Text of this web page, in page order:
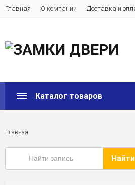
Главная О компании Доставка и
Каталог товаров
Главная
Найти